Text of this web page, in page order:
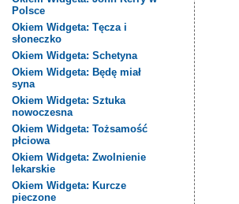
Polsce
Okiem Widgeta: Tęcza i
słoneczko
Okiem Widgeta: Schetyna
Okiem Widgeta: Będę miał
syna
Okiem Widgeta: Sztuka
nowoczesna
Okiem Widgeta: Tożsamość
płciowa
Okiem Widgeta: Zwolnienie
lekarskie
Okiem Widgeta: Kurcze
pieczone